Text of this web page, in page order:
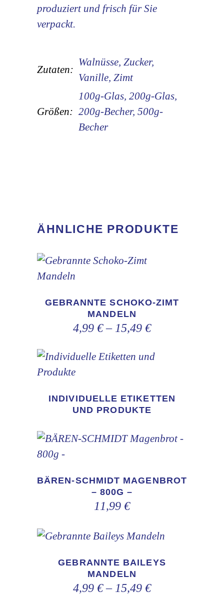
produziert und frisch für Sie
verpackt.
Zutaten:
Walnüsse, Zucker,
Vanille, Zimt
Größen:
100g-Glas, 200g-Glas,
200g-Becher, 500g-
Becher
ÄHNLICHE PRODUKTE
weist
mehrere
Varianten
auf.
können
auf
Produktseite
werden
GEBRANNTE SCHOKO-ZIMT
MANDELN
4,99 €– 15,49 €
INDIVIDUELLE ETIKETTEN
UND PRODUKTE
BÄREN-SCHMIDT MAGENBROT
– 800G –
11,99 €
Dieses
Produkt
weist
mehrere
GEBRANNTE BAILEYS
MANDELN
4,99 €– 15,49 €